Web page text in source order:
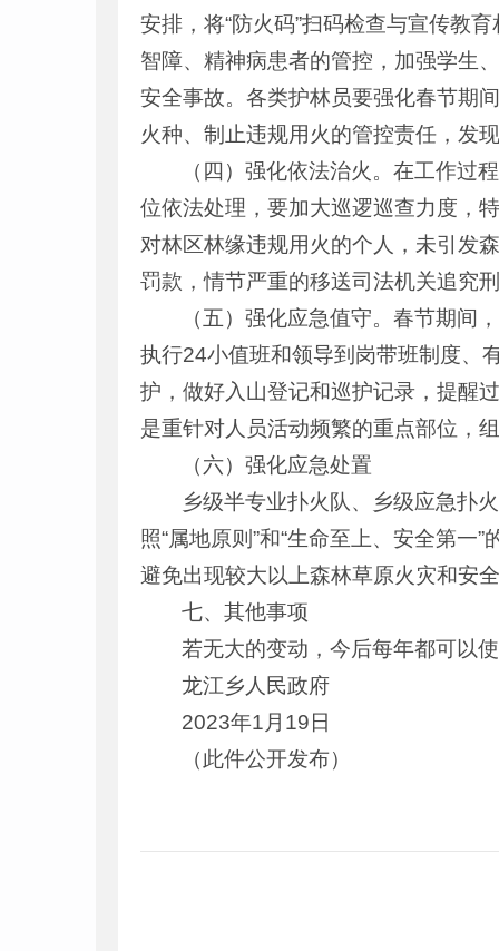
安排，将“防火码”扫码检查与宣传教
智障、精神病患者的管控，加强学生
安全事故。各类护林员要强化春节期
火种、制止违规用火的管控责任，发
（四）强化依法治火。在工作过
位依法处理，要加大巡逻巡查力度，
对林区林缘违规用火的个人，未引发
罚款，情节严重的移送司法机关追究
（五）强化应急值守。春节期间
执行24小值班和领导到岗带班制度、
护，做好入山登记和巡护记录，提醒
是重针对人员活动频繁的重点部位，
（六）强化应急处置
乡级半专业扑火队、乡级应急扑
照“属地原则”和“生命至上、安全第
避免出现较大以上森林草原火灾和安
七、其他事项
若无大的变动，今后每年都可以
龙江乡人民政府
2023年1月19日
（此件公开发布）